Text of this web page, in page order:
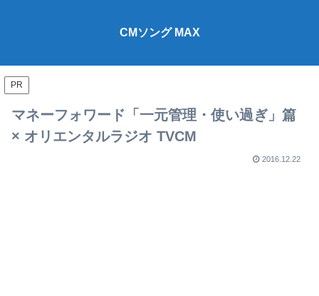
CMソング MAX
PR
マネーフォワード「一元管理・使い過ぎ」篇
× オリエンタルラジオ TVCM
2016.12.22